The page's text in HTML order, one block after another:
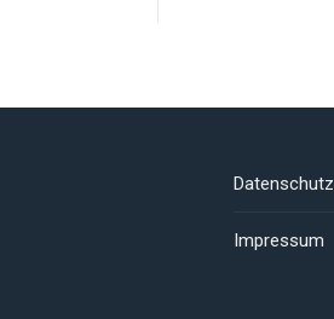
Datenschutz
Impressum